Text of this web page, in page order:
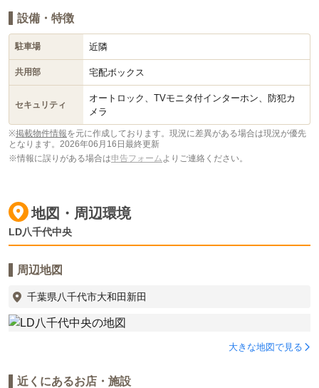
設備・特徴
駐車場 近隣
共用部 宅配ボックス
セキュリティ
オートロック、TVモニタ付インターホン、防犯カ
メラ
※掲載物件情報を元に作成しております。現況に差異がある場合は現況が優先
となります。 2026年06月16日最終更新
※情報に誤りがある場合は申告フォーム よりご連絡ください。
地図・周辺環境
LD八千代中央
周辺地図
千葉県八千代市大和田新田
大きな地図で見る
近くにあるお店・施設